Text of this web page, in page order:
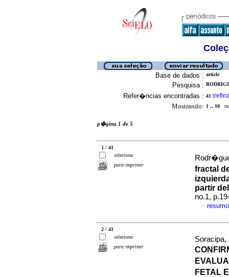
Base de dados : article
Pesquisa :
Refer�ncias encontradas : 41 [
Mostrando: 1 .. 10
p�gina 1 de 5
1 / 41
seleciona
para imprimir
fractal
partir
no.1,
·
2 / 41
seleciona
para imprimir
FETAL